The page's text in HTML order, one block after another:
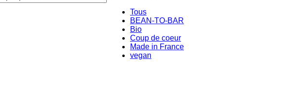
Tous
BEAN-TO-BAR
Bio
Coup de coeur
Made in France
vegan